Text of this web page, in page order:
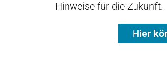
Hinweise für die Zukunft.
Hier